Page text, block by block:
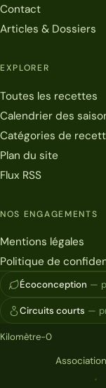
Contact
Articles & Dossiers
EXPLORER
Toutes les recettes
Calendrier des
Catégories de
Plan du site
Flux RSS
NOS ENGAGEMENTS
Mentions légales
Politique de
Écoconception —
Circuits courts —
Kilomètre-0